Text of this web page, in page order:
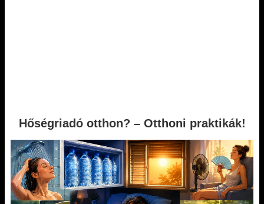
Hőségriadó otthon? – Otthoni praktikák!